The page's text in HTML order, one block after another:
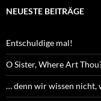
NEUESTE BEITRÄGE
Entschuldige mal!
O Sister, Where Art
… denn wir wissen nicht,